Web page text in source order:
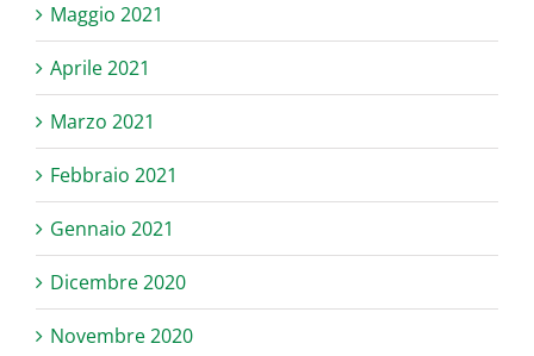
Maggio 2021
Aprile 2021
Marzo 2021
Febbraio 2021
Gennaio 2021
Dicembre 2020
Novembre 2020